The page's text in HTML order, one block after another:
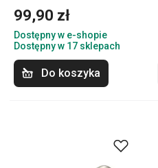
99,90 zł
Dostępny w e-shopie
Dostępny w 17 sklepach
Do koszyka